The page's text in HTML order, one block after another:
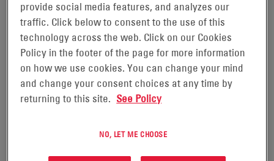
Nuestra próspera historia se remonta a hace más de 100 años,
cuando nuestras empresas predecesoras comenzaron a fabricar
baterías industriales por primera vez. En la actualidad, hemos
crecido hasta convertirnos en una empresa mundial de
tecnología industrial valorada en miles de millones de
dólares, ofreciendo sistemas y soluciones de almacenamiento
de energía a nuestros clientes en una gran variedad de
países, nuestro liderazgo en soluciones y sistemas de
provide social media features, and analyzes our
traffic. Click below to consent to the use of this
technology across the web. Click on our Cookies
Policy in the footer of the page for more information
on how we use cookies. You can change your mind
and change your consent choices at any time by
returning to this site. See Policy
NO, LET ME CHOOSE